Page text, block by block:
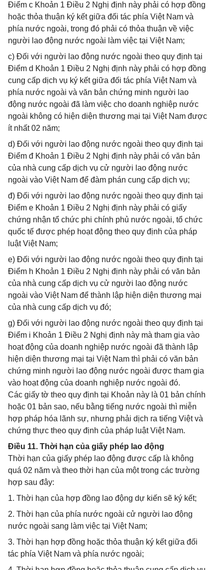
Điểm c Khoản 1 Điều 2 Nghị định này phải có hợp đồng
hoặc thỏa thuận ký kết giữa đối tác phía Việt Nam và
phía nước ngoài, trong đó phải có thỏa thuận về việc
người lao động nước ngoài làm việc tại Việt Nam;
c) Đối với người lao động nước ngoài theo quy định tại
Điểm d Khoản 1 Điều 2 Nghị định này phải có hợp đồng
cung cấp dịch vụ ký kết giữa đối tác phía Việt Nam và
phía nước ngoài và văn bản chứng minh người lao
động nước ngoài đã làm việc cho doanh nghiệp nước
ngoài không có hiện diện thương mại tại Việt Nam được
ít nhất 02 năm;
d) Đối với người lao động nước ngoài theo quy định tại
Điểm đ Khoản 1 Điều 2 Nghị định này phải có văn bản
của nhà cung cấp dịch vụ cử người lao động nước
ngoài vào Việt Nam để đàm phán cung cấp dịch vụ;
đ) Đối với người lao động nước ngoài theo quy định tại
Điểm e Khoản 1 Điều 2 Nghị định này phải có giấy
chứng nhận tổ chức phi chính phủ nước ngoài, tổ chức
quốc tế được phép hoạt động theo quy định của pháp
luật Việt Nam;
e) Đối với người lao động nước ngoài theo quy định tại
Điểm h Khoản 1 Điều 2 Nghị định này phải có văn bản
của nhà cung cấp dịch vụ cử người lao động nước
ngoài vào Việt Nam để thành lập hiện diện thương mại
của nhà cung cấp dịch vụ đó;
g) Đối với người lao động nước ngoài theo quy định tại
Điểm i Khoản 1 Điều 2 Nghị định này mà tham gia vào
hoạt động của doanh nghiệp nước ngoài đã thành lập
hiện diện thương mại tại Việt Nam thì phải có văn bản
chứng minh người lao động nước ngoài được tham gia
vào hoạt động của doanh nghiệp nước ngoài đó.
Các giấy tờ theo quy định tại Khoản này là 01 bản chính
hoặc 01 bản sao, nếu bằng tiếng nước ngoài thì miễn
hợp pháp hóa lãnh sự, nhưng phải dịch ra tiếng Việt và
chứng thực theo quy định của pháp luật Việt Nam.
Điều 11. Thời hạn của giấy phép lao động
Thời hạn của giấy phép lao động được cấp là không
quá 02 năm và theo thời hạn của một trong các trường
hợp sau đây:
1. Thời hạn của hợp đồng lao động dự kiến sẽ ký kết;
2. Thời hạn của phía nước ngoài cử người lao động
nước ngoài sang làm việc tại Việt Nam;
3. Thời hạn hợp đồng hoặc thỏa thuận ký kết giữa đối
tác phía Việt Nam và phía nước ngoài;